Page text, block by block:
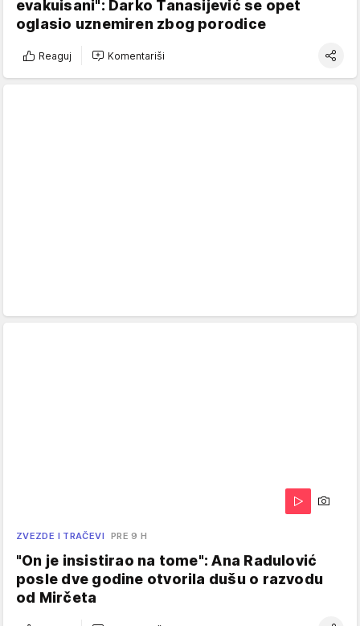
evakuisani": Darko Tanasijević se opet
oglasio uznemiren zbog porodice
Reaguj Komentariši
ZVEZDE I TRAČEVI PRE 9 H
"On je insistirao na tome": Ana Radulović
posle dve godine otvorila dušu o razvodu
od Mirčeta